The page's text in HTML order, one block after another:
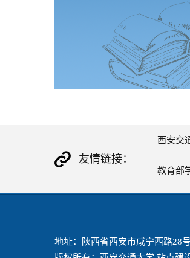
友情链接：
西安交
教育部
地址：陕西省西安市咸宁西路28